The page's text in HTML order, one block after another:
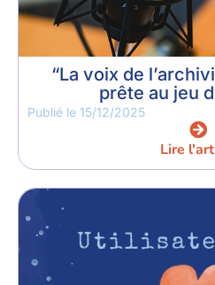
“La voix de
prête au jeu
Publié le 15/12/2025
Lire